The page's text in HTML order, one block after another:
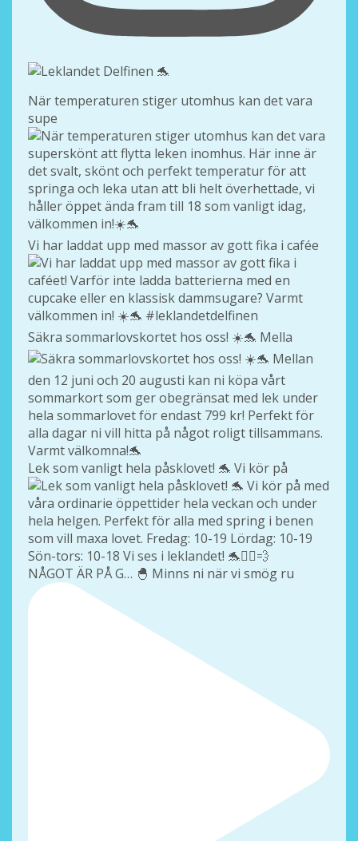
När temperaturen stiger utomhus kan det vara
supe
Vi har laddat upp med massor av gott fika i cafée
Säkra sommarlovskortet hos oss! ☀️🐬 Mella
Lek som vanligt hela påsklovet! 🐬 Vi kör på
NÅGOT ÄR PÅ G… 🐣 Minns ni när vi smög ru